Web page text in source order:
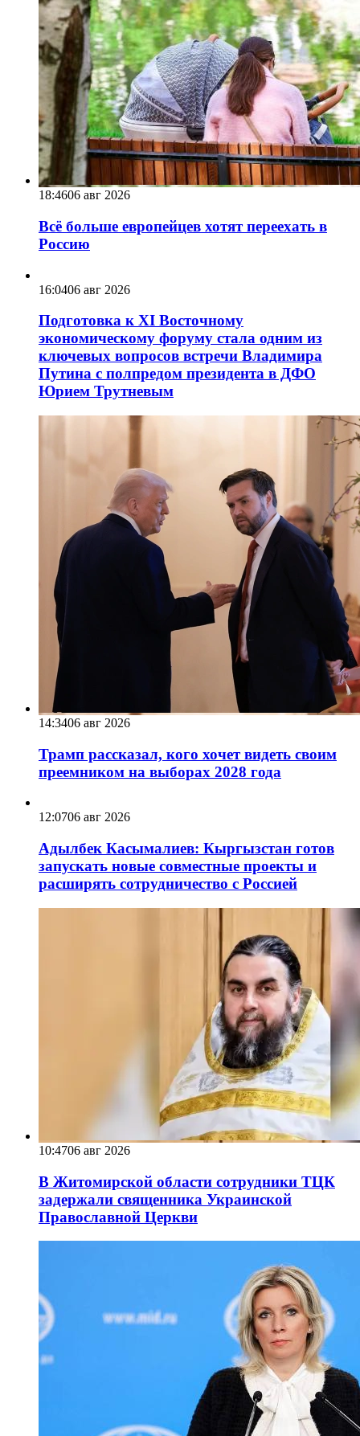
18:4606 авг 2026
Всё больше европейцев хотят переехать в
Россию
16:0406 авг 2026
Подготовка к XI Восточному
экономическому форуму стала одним из
ключевых вопросов встречи Владимира
Путина с полпредом президента в ДФО
Юрием Трутневым
14:3406 авг 2026
Трамп рассказал, кого хочет видеть своим
преемником на выборах 2028 года
12:0706 авг 2026
Адылбек Касымалиев: Кыргызстан готов
запускать новые совместные проекты и
расширять сотрудничество с Россией
10:4706 авг 2026
В Житомирской области сотрудники ТЦК
задержали священника Украинской
Православной Церкви